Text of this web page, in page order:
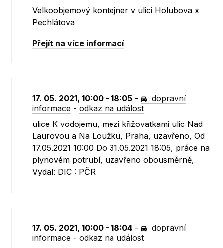
Velkoobjemový kontejner v ulici Holubova x
Pechlátova
Přejít na více informací
17. 05. 2021, 10:00 - 18:05 -
dopravní
informace -odkaz na událost
ulice K vodojemu, mezi křižovatkami ulic Nad
Laurovou a Na Loužku, Praha, uzavřeno, Od
17.05.2021 10:00 Do 31.05.2021 18:05, práce na
plynovém potrubí, uzavřeno obousměrně,
Vydal: DIC : PČR
17. 05. 2021, 10:00 - 18:04 -
dopravní
informace -odkaz na událost